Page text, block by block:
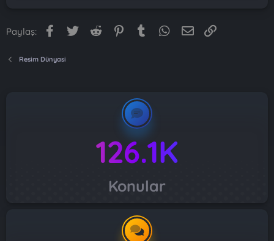
Paylaş: Facebook
Twitter Reddit PinterestTumblr WhatsApp
E-posta
Resim Dünyasi
126.1K
Konular